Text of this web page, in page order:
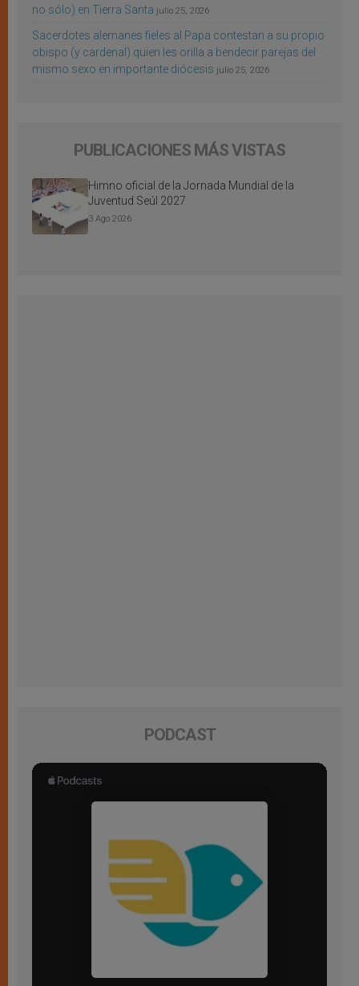
no sólo) en Tierra Santa julio 25, 2026
Sacerdotes alemanes fieles al Papa contestan a su propio
obispo (y cardenal) quien les orilla a bendecir parejas del
mismo sexo en importante diócesis julio 25, 2026
PUBLICACIONES MÁS VISTAS
Himno oficial de la Jornada Mundial de la
Juventud Seúl 2027
3 Ago 2026
PODCAST